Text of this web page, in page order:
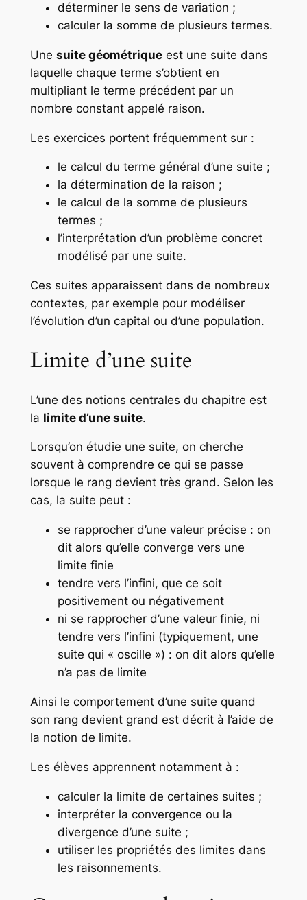
déterminer le sens de variation ;
calculer la somme de plusieurs termes.
Une suite géométriqueest une suite dans
laquelle chaque terme s’obtient en
multipliant le terme précédent par un
nombre constant appelé raison.
Les exercices portent fréquemment sur :
le calcul du terme général d’une suite ;
la détermination de la raison ;
le calcul de la somme de plusieurs
termes ;
l’interprétation d’un problème concret
modélisé par une suite.
Ces suites apparaissent dans de nombreux
contextes, par exemple pour modéliser
l’évolution d’un capital ou d’une population.
Limite d’une suite
L’une des notions centrales du chapitre est
la limite d’une suite.
Lorsqu’on étudie une suite, on cherche
souvent à comprendre ce qui se passe
lorsque le rang devient très grand. Selon les
cas, la suite peut :
se rapprocher d’une valeur précise : on
dit alors qu’elle converge vers une
limite finie
tendre vers l’infini, que ce soit
positivement ou négativement
ni se rapprocher d’une valeur finie, ni
tendre vers l’infini (typiquement, une
suite qui « oscille ») : on dit alors qu’elle
n’a pas de limite
Ainsi le comportement d’une suite quand
son rang devient grand est décrit à l’aide de
la notion de limite.
Les élèves apprennent notamment à :
calculer la limite de certaines suites ;
interpréter la convergence ou la
divergence d’une suite ;
utiliser les propriétés des limites dans
les raisonnements.